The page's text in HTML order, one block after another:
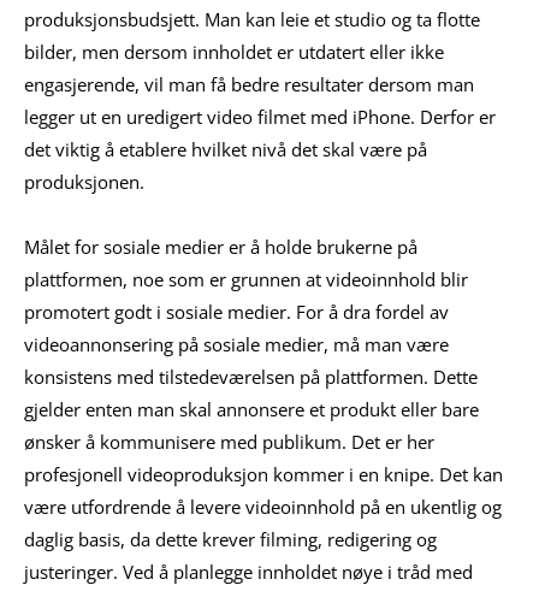
produksjonsbudsjett. Man kan leie et studio og ta flotte
bilder, men dersom innholdet er utdatert eller ikke
engasjerende, vil man få bedre resultater dersom man
legger ut en uredigert video filmet med iPhone. Derfor er
det viktig å etablere hvilket nivå det skal være på
produksjonen.
Målet for sosiale medier er å holde brukerne på
plattformen, noe som er grunnen at videoinnhold blir
promotert godt i sosiale medier. For å dra fordel av
videoannonsering på sosiale medier, må man være
konsistens med tilstedeværelsen på plattformen. Dette
gjelder enten man skal annonsere et produkt eller bare
ønsker å kommunisere med publikum. Det er her
profesjonell videoproduksjon kommer i en knipe. Det kan
være utfordrende å levere videoinnhold på en ukentlig og
daglig basis, da dette krever filming, redigering og
justeringer. Ved å planlegge innholdet nøye i tråd med